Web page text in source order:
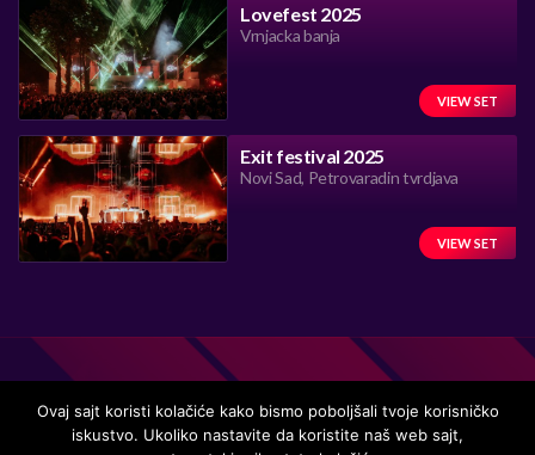
Lovefest 2025
Vrnjacka banja
VIEW SET
Exit festival 2025
Novi Sad, Petrovaradin tvrdjava
VIEW SET
Ovaj sajt koristi kolačiće kako bismo poboljšali tvoje korisničko
iskustvo. Ukoliko nastavite da koristite naš web sajt,